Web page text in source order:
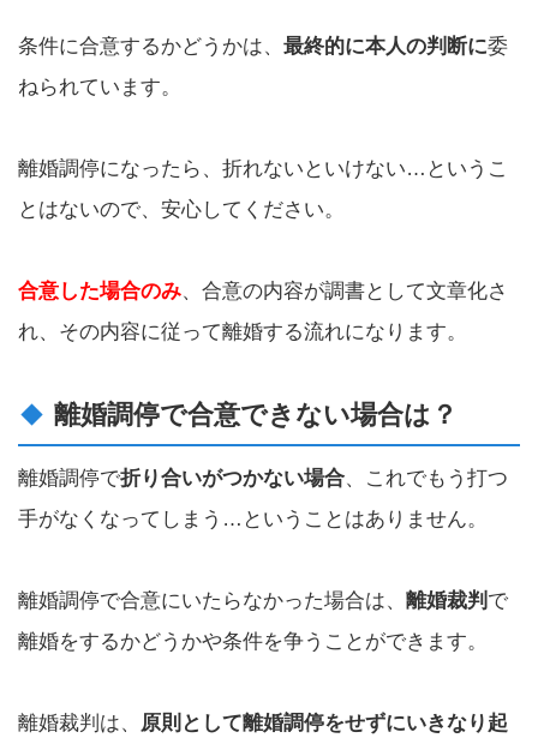
条件に合意するかどうかは、 最終的に本人の判断に委
ねられています。
離婚調停になったら、折れないといけない…というこ
とはないので、安心してください。
合意した場合のみ、合意の内容が調書として文章化さ
れ、その内容に従って離婚する流れになります。
離婚調停で合意できない場合は？
離婚調停で折り合いがつかない場合、これでもう打つ
手がなくなってしまう…ということはありません。
離婚調停で合意にいたらなかった場合は、 離婚裁判 で
離婚をするかどうかや条件を争うことができます。
離婚裁判は、 原則として離婚調停をせずにいきなり起